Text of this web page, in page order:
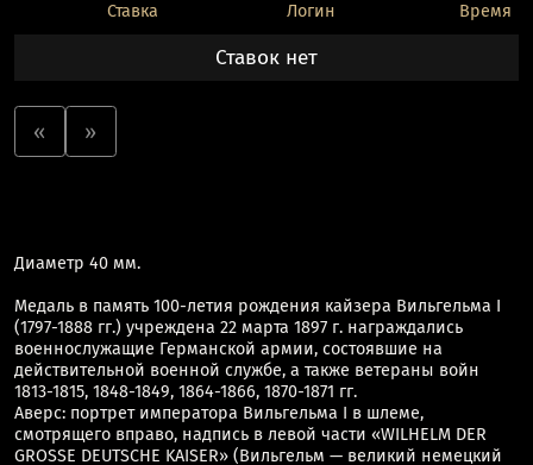
Ставка Логин Время
Ставок нет
« »
Диаметр 40 мм.
Медаль в память 100-летия рождения кайзера Вильгельма I
(1797-1888 гг.) учреждена 22 марта 1897 г. награждались
военнослужащие Германской армии, состоявшие на
действительной военной службе, а также ветераны войн
1813-1815, 1848-1849, 1864-1866, 1870-1871 гг.
Аверс: портрет императора Вильгельма I в шлеме,
смотрящего вправо, надпись в левой части «WILHELM DER
GROSSE DEUTSCHE KAISER» (Вильгельм — великий немецкий